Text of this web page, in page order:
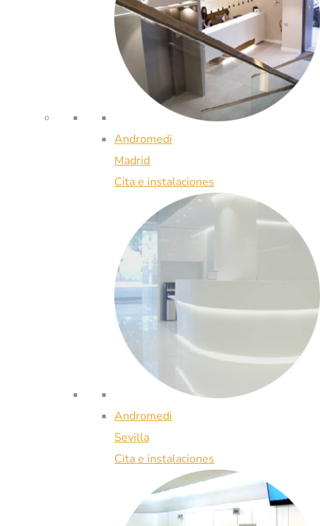
Andromedi
Madrid
Cita e instalaciones
Andromedi
Sevilla
Cita e instalaciones